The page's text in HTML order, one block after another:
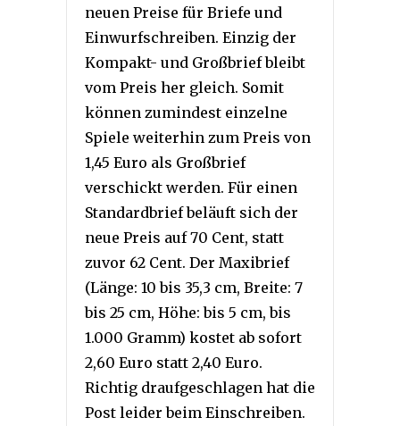
neuen Preise für Briefe und
Einwurfschreiben. Einzig der
Kompakt- und Großbrief bleibt
vom Preis her gleich. Somit
können zumindest einzelne
Spiele weiterhin zum Preis von
1,45 Euro als Großbrief
verschickt werden. Für einen
Standardbrief beläuft sich der
neue Preis auf 70 Cent, statt
zuvor 62 Cent. Der Maxibrief
(Länge: 10 bis 35,3 cm, Breite: 7
bis 25 cm, Höhe: bis 5 cm, bis
1.000 Gramm) kostet ab sofort
2,60 Euro statt 2,40 Euro.
Richtig draufgeschlagen hat die
Post leider beim Einschreiben.